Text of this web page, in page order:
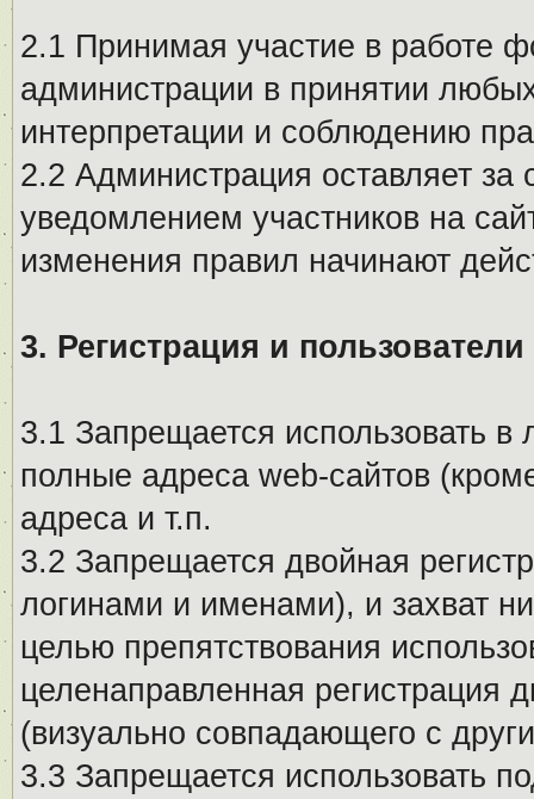
2.1 Принимая участие в работе
администрации в принятии
интерпретации и соблюдению
2.2 Администрация оставляет
уведомлением участников на
изменения правил начинают
3. Регистрация и пользователи
3.1 Запрещается использовать
полные адреса web-сайтов
адреса и т.п.
3.2 Запрещается двойная
логинами и именами), и захват
целью препятствования
целенаправленная регистрация
(визуально совпадающего с
3.3 Запрещается использовать